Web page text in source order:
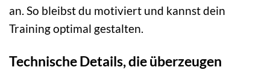
an. So bleibst du motiviert und kannst dein
Training optimal gestalten.
Technische Details, die überzeugen